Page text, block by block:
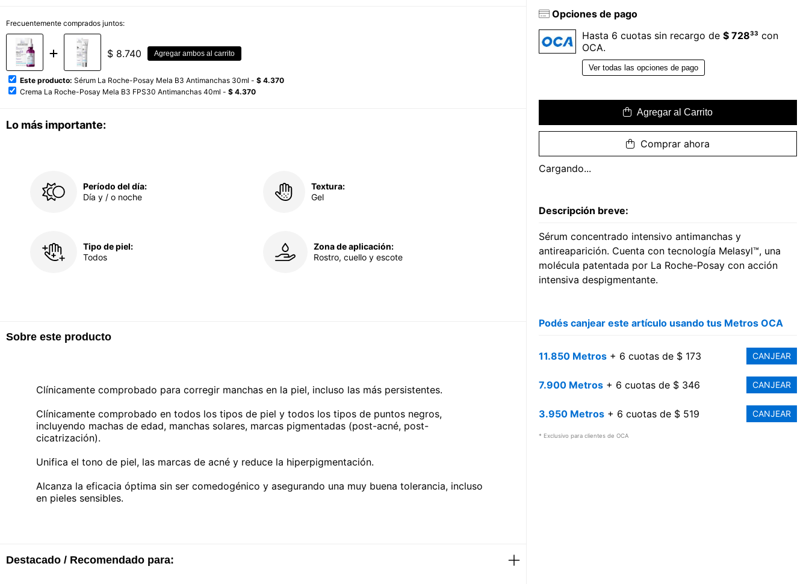
Frecuentemente comprados juntos:
$ 8.740 Agregar ambos al carrito
Este producto: Sérum La Roche-Posay Mela B3 Antimanchas 30ml - $ 4.370
Crema La Roche-Posay Mela B3 FPS30 Antimanchas 40ml - $ 4.370
Lo más importante:
Período del día:
Día y / o noche
Textura:
Gel
Tipo de piel:
Todos
Zona de aplicación:
Rostro, cuello y escote
Sobre este producto
Clínicamente comprobado para corregir manchas en la piel, incluso las más persistentes.
Clínicamente comprobado en todos los tipos de piel y todos los tipos de puntos negros,
incluyendo machas de edad, manchas solares, marcas pigmentadas (post-acné, post-
cicatrización).
Unifica el tono de piel, las marcas de acné y reduce la hiperpigmentación.
Alcanza la eficacia óptima sin ser comedogénico y asegurando una muy buena tolerancia, incluso
en pieles sensibles.
Destacado / Recomendado para:
Opciones de pago
Hasta 6 cuotas sin recargo de $ 72833 con
OCA.
Ver todas las opciones de pago
Agregar al Carrito
Comprar ahora
Cargando...
Descripción breve:
Sérum concentrado intensivo antimanchas y
antireaparición. Cuenta con tecnología Melasyl™, una
molécula patentada por La Roche-Posay con acción
intensiva despigmentante.
Podés canjear este artículo usando tus Metros OCA
11.850 Metros+ 6 cuotas de $ 173 CANJEAR
7.900 Metros+ 6 cuotas de $ 346 CANJEAR
3.950 Metros+ 6 cuotas de $ 519 CANJEAR
* Exclusivo para clientes de OCA